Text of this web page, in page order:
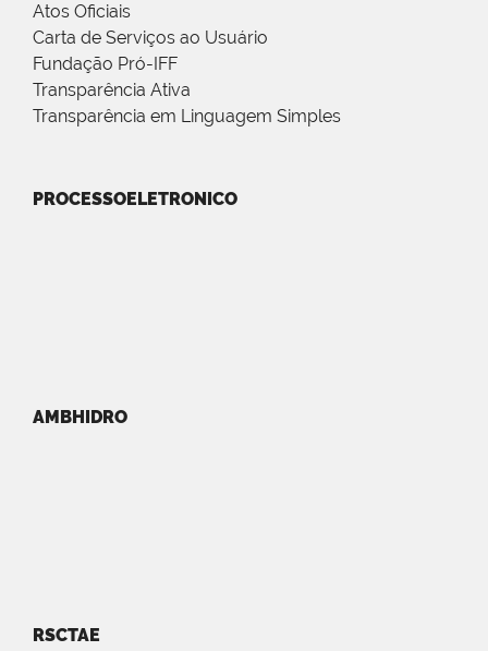
Atos Oficiais
Carta de Serviços ao Usuário
Fundação Pró-IFF
Transparência Ativa
Transparência em Linguagem Simples
PROCESSOELETRONICO
AMBHIDRO
RSCTAE